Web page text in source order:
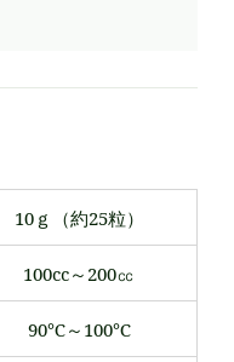
10ｇ（約25粒）
100cc～200㏄
90℃～100℃